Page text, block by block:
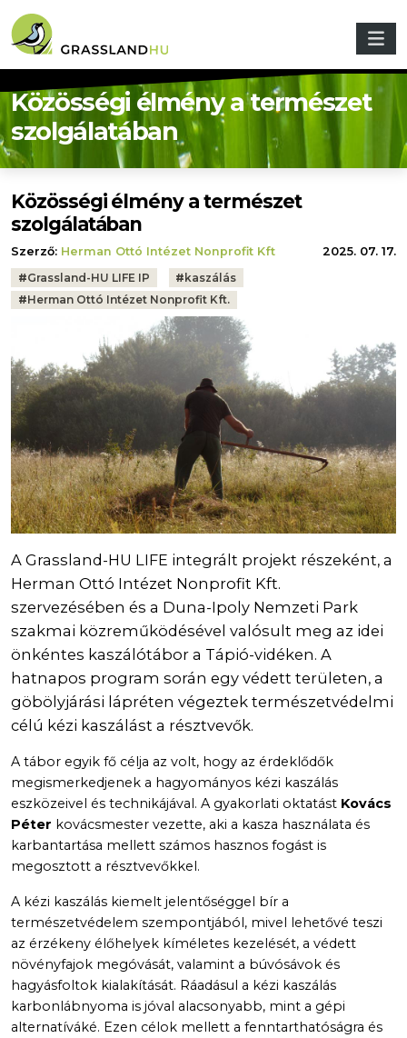
Közösségi élmény a természet
szolgálatában
Közösségi élmény a természet
szolgálatában
Szerző: Herman Ottó Intézet Nonprofit Kft
2025. 07. 17.
Tags:
#Grassland-HU LIFE IP #kaszálás
#Herman Ottó Intézet Nonprofit Kft.
A Grassland-HU LIFE integrált projekt részeként, a
Herman Ottó Intézet Nonprofit Kft.
szervezésében és a Duna-Ipoly Nemzeti Park
szakmai közreműködésével valósult meg az idei
önkéntes kaszálótábor a Tápió-vidéken. A
hatnapos program során egy védett területen, a
göbölyjárási lápréten végeztek természetvédelmi
célú kézi kaszálást a résztvevők.
A tábor egyik fő célja az volt, hogy az érdeklődők
megismerkedjenek a hagyományos kézi kaszálás
eszközeivel és technikájával. A gyakorlati oktatást Kovács
Péter kovácsmester vezette, aki a kasza használata és
karbantartása mellett számos hasznos fogást is
megosztott a résztvevőkkel.
A kézi kaszálás kiemelt jelentőséggel bír a
természetvédelem szempontjából, mivel lehetővé teszi
az érzékeny élőhelyek kíméletes kezelését, a védett
növényfajok megóvását, valamint a búvósávok és
hagyásfoltok kialakítását. Ráadásul a kézi kaszálás
karbonlábnyoma is jóval alacsonyabb, mint a gépi
alternatíváké. Ezen célok mellett a fenntarthatóságra és